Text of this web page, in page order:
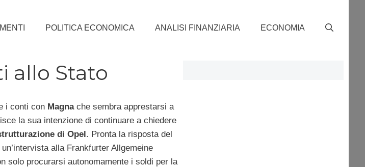
POLITICA ECONOMICA ANALISI FINANZIARIA ECONOMIA
allo Stato
i conti con Magnache sembra apprestarsi a
la sua intenzione di continuare a chiedere
di Opel. Pronta la risposta del
alla Frankfurter Allgemeine
solo procurarsi autonomamente i soldi per la